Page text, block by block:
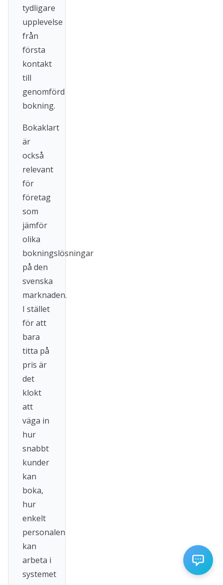
tydligare
upplevelse
från
första
kontakt
till
genomförd
bokning.
Bokaklart
är
också
relevant
för
företag
som
jämför
olika
bokningslösningar
på den
svenska
marknaden.
I stället
för att
bara
titta på
pris är
det
klokt
att
väga in
hur
snabbt
kunder
kan
boka,
hur
enkelt
personalen
kan
arbeta i
systemet